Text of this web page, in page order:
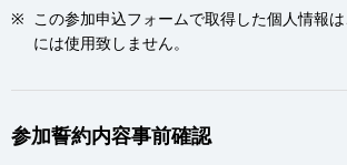
この参加申込フォームで取得した個人情報
には使用致しません。
参加誓約内容事前確認